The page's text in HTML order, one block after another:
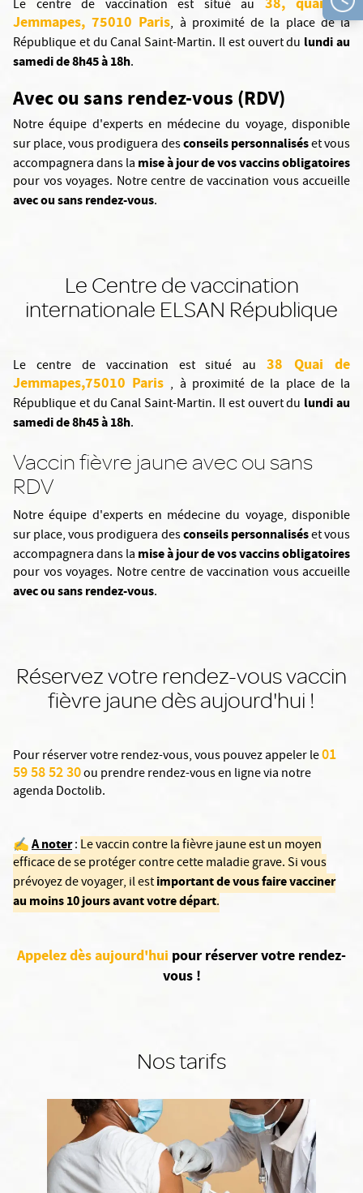
Le centre de vaccination est situé au
Jemmapes, 75010 Paris, à proximité de la place de la
République et du Canal Saint-Martin. Il est ouvert du lundi au
samedi de 8h45 à 18h.
Avec ou sans rendez-vous (RDV)
Notre équipe d'experts en médecine du voyage, disponible
sur place, vous prodiguera desconseils personnaliséset vous
accompagnera dans la mise à jour de vos vaccins obligatoires
pour vos voyages. Notre centre de vaccination vous accueille
avec ou sans rendez-vous.
Le Centre de vaccination
internationale ELSAN République
Le centre de vaccination est situé au38 Quai de
Jemmapes,75010 Paris , à proximité de la place de la
République et du Canal Saint-Martin. Il est ouvert du lundi au
samedi de 8h45 à 18h.
Vaccin fièvre jaune avec ou sans
RDV
Notre équipe d'experts en médecine du voyage, disponible
sur place, vous prodiguera desconseils personnaliséset vous
accompagnera dans la mise à jour de vos vaccins obligatoires
pour vos voyages. Notre centre de vaccination vous accueille
avec ou sans rendez-vous.
Réservez votre rendez-vous vaccin
fièvre jaune dès aujourd'hui !
Pour réserver votre rendez-vous, vous pouvez appeler le01
59 58 52 30ou prendre rendez-vous en ligne via notre
agenda Doctolib.
✍️A noter: Le vaccin contre la fièvre jaune est un moyen
efficace de se protéger contre cette maladie grave. Si vous
prévoyez de voyager, il estimportant de vous faire vacciner
au moins 10 jours avant votre départ.
Appelez dès aujourd'hui pour réserver votre rendez-
vous !
Nos tarifs